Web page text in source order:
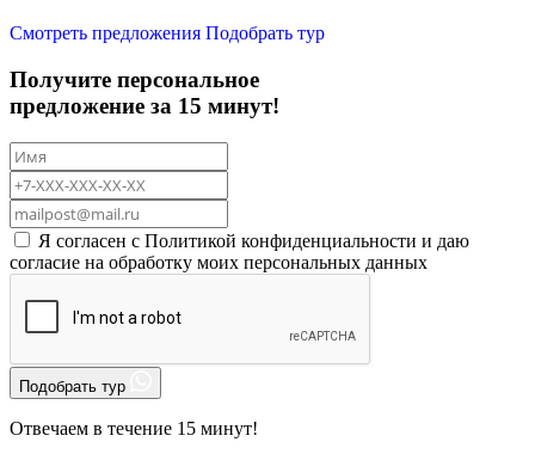
Смотреть предложения Подобрать тур
Получите персональное
предложение за 15 минут!
Я согласен с Политикой конфиденциальности и даю
согласие на обработку моих персональных данных
Подобрать тур
Отвечаем в течение 15 минут!